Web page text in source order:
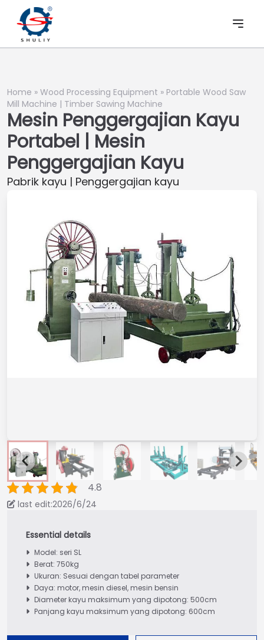
Home » Wood Processing Equipment » Portable Wood Saw
Mill Machine | Timber Sawing Machine
Mesin Penggergajian Kayu
Portabel | Mesin
Penggergajian Kayu
Pabrik kayu | Penggergajian kayu
4.8
last edit:2026/6/24
Model: seri SL
Berat: 750kg
Ukuran: Sesuai dengan tabel parameter
Daya: motor, mesin diesel, mesin bensin
Diameter kayu maksimum yang dipotong: 500cm
Panjang kayu maksimum yang dipotong: 600cm